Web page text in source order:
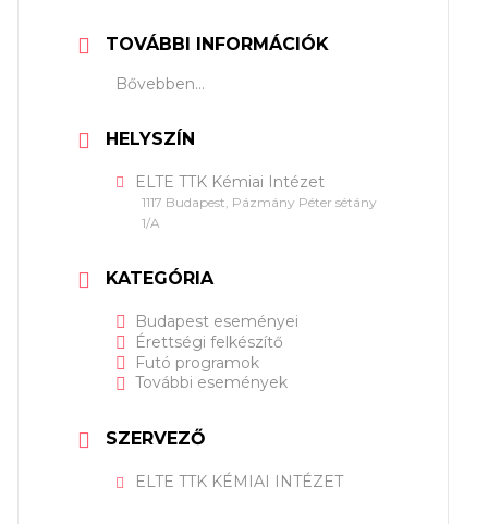
TOVÁBBI INFORMÁCIÓK
Bővebben...
HELYSZÍN
ELTE TTK Kémiai Intézet
1117 Budapest, Pázmány Péter sétány
1/A
KATEGÓRIA
Budapest eseményei
Érettségi felkészítő
Futó programok
További események
SZERVEZŐ
ELTE TTK KÉMIAI INTÉZET